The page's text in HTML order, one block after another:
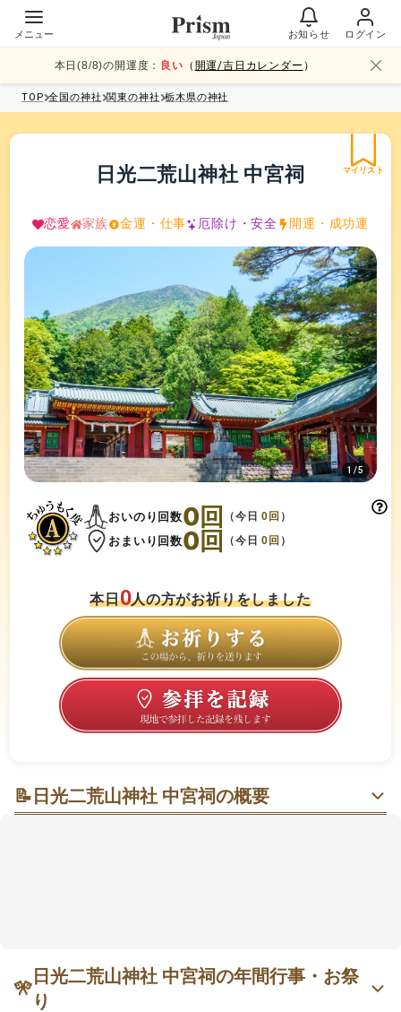
メニュー お知らせ ログイン
本日(8/8)の開運度： 良い （ 開運/吉日カレンダー ）
TOP 全国の神社 関東の神社 栃木県の神社
マイリスト
日光二荒山神社 中宮祠
恋愛 家族 金運・仕事 厄除け・安全 開運・成功運
1/5
おいのり回数0回 （今日0 回 ）
おまいり回数0回 （今日0 回 ）
本日0人の方がお祈りをしました
📝 日光二荒山神社 中宮祠の概要
参道周辺が色づき、写真も楽しめる🍃
🎌
日光二荒山神社 中宮祠の年間行事・お祭
り